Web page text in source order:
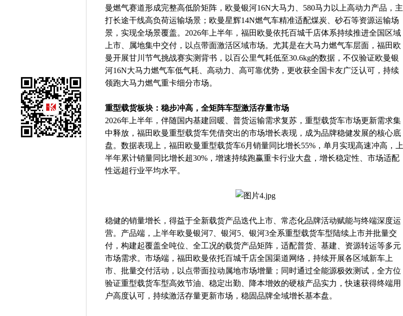
曼燃气赛道形成完整高低阶矩阵，欧曼银河16N大马力、580马力以上高动力产品，主
打长途干线高负荷运输场景；欧曼星辉14N燃气车精准适配煤炭、砂石等资源运输场
景，实现全场景覆盖。2026年上半年，福田欧曼依托百城千店体系持续推进全国区域
上市、属地集中交付，以点带面激活区域市场。尤其是在大马力燃气车层面，福田欧
曼开展甘川节气挑战赛实测背书，以百公里气耗低至30.6kg的数据，不仅验证欧曼银
河16N大马力燃气车低气耗、高动力、高可靠优势，更收获全国卡友广泛认可，持续
领跑大马力燃气重卡细分市场。
重型载货板块：稳步冲高，全矩阵车型激活存量市场
2026年上半年，伴随国内基建回暖、普货运输需求复苏，重型载货车市场更新需求集
中释放，福田欧曼重型载货车凭借突出的市场增长表现，成为品牌稳健发展的核心底
盘。数据表现上，福田欧曼重型载货车6月销量同比增长55%，单月实现高速冲高，上
半年累计销量同比增长超30%，增速持续跑赢重卡行业大盘，增长稳定性、市场适配
性远超行业平均水平。
稳健的销量增长，得益于全新载货产品迭代上市、常态化品牌活动赋能与终端深度运
营。产品端，上半年欧曼银河7、银河5、银河3全系重型载货车型陆续上市并批量交
付，构建起覆盖全吨位、全工况的载货产品矩阵，适配普货、基建、资源转运等多元
市场需求。市场端，福田欧曼依托百城千店全国渠道网络，持续开展各区域新车上
市、批量交付活动，以点带面拉动属地市场增量；同时通过全能源极效测试，全方位
验证重型载货车型高效节油、稳定出勤、降本增效的硬核产品实力，快速获得终端用
户高度认可，持续激活存量更新市场，稳固品牌全域增长基本盘。